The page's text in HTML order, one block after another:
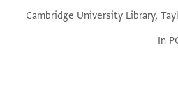
Cambridge University Library,
In